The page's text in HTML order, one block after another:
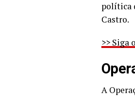
política
Castro.
>> Siga
A